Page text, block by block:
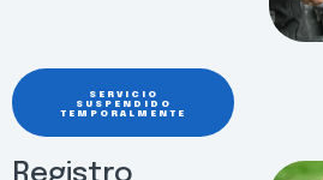
SERVICIO
SUSPENDIDO
TEMPORALMENTE